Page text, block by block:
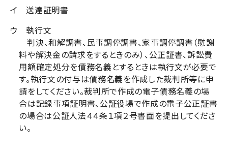
イ 送達証明書
ウ 執行文
判決、和解調書、民事調停調書、家事調停調書（慰謝
料や解決金の請求をするときのみ）、公正証書、訴訟費
用額確定処分を債務名義とするときは執行文が必要で
す。執行文の付与は債務名義を作成した裁判所等に申
請をしてください。裁判所で作成の電子債務名義の場
合は記録事項証明書、公証役場で作成の電子公正証書
の場合は公証人法４４条１項２号書面を提出してくださ
い。